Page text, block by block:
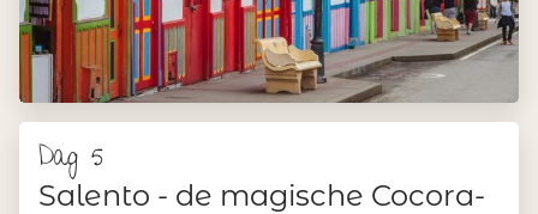
Dag 5
Salento - de magische Cocora-